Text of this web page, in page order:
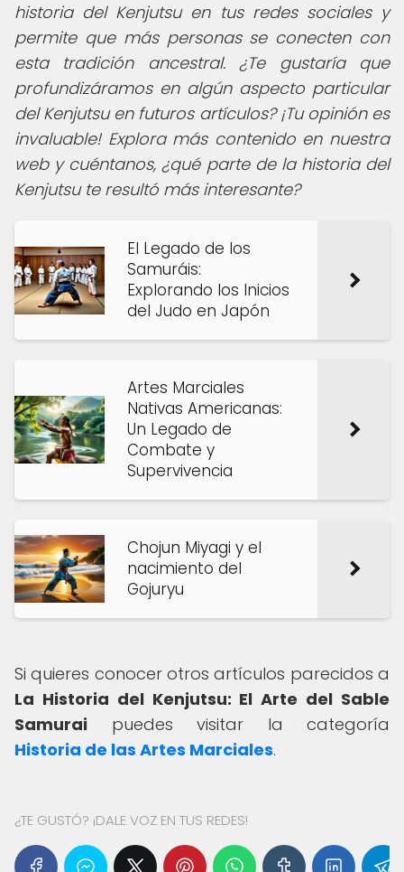
historia del Kenjutsu en tus redes sociales y
permite que más personas se conecten con
esta tradición ancestral. ¿Te gustaría que
profundizáramos en algún aspecto particular
del Kenjutsu en futuros artículos? ¡Tu opinión es
invaluable! Explora más contenido en nuestra
web y cuéntanos, ¿qué parte de la historia del
Kenjutsu te resultó más interesante?
El Legado de los
Samuráis:
Explorando los Inicios
del Judo en Japón
Artes Marciales
Nativas Americanas:
Un Legado de
Combate y
Supervivencia
Chojun Miyagi y el
nacimiento del
Gojuryu
Si quieres conocer otros artículos parecidos a
La Historia del Kenjutsu: El Arte del Sable
Samurai puedes visitar la categoría
Historia de las Artes Marciales.
¿TE GUSTÓ? ¡DALE VOZ EN TUS REDES!